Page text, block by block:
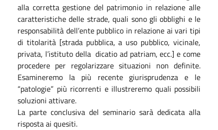
alla corretta gestione del patrimonio in relazione alle
caratteristiche delle strade, quali sono gli obblighi e le
responsabilità dell’ente pubblico in relazione ai vari tipi
di titolarità [strada pubblica, a uso pubblico, vicinale,
privata, l’istituto della dicatio ad patriam, ecc.] e come
procedere per regolarizzare situazioni non definite.
Esamineremo la più recente giurisprudenza e le
“patologie” più ricorrenti e illustreremo quali possibili
soluzioni attivare.
La parte conclusiva del seminario sarà dedicata alla
risposta ai quesiti.